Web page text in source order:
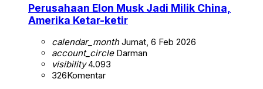
Perusahaan Elon Musk Jadi Milik China,
Amerika Ketar-ketir
calendar_monthJumat, 6 Feb 2026
account_circleDarman
visibility4.093
326Komentar